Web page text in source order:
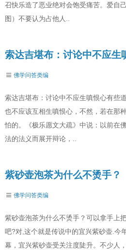
召快乐造了恶业绝对会饱受痛苦。爱自
图）不要认为占他人..
索达吉堪布：讨论中不应生
佛学问答类编
索达吉堪布：讨论中不应生嗔恨心有些
也不应该互相生嗔恨心，不然，若在那
怕的。《极乐愿文大疏》中说：以前在
法的法义而展开辩论，..
紫砂壶泡茶为什么不烫手？
佛学问答类编
紫砂壶泡茶为什么不烫手？可以拿手上
吧?对,这个就是传说中的宜兴紫砂壶.今
幕，宜兴紫砂壶受关注度陡升。不少人